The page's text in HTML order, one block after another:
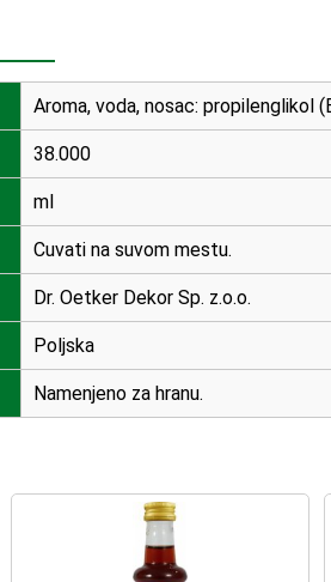
Aroma, voda, nosac: propilenglikol
38.000
ml
Cuvati na suvom mestu.
Dr. Oetker Dekor Sp. z.o.o.
Poljska
Namenjeno za hranu.